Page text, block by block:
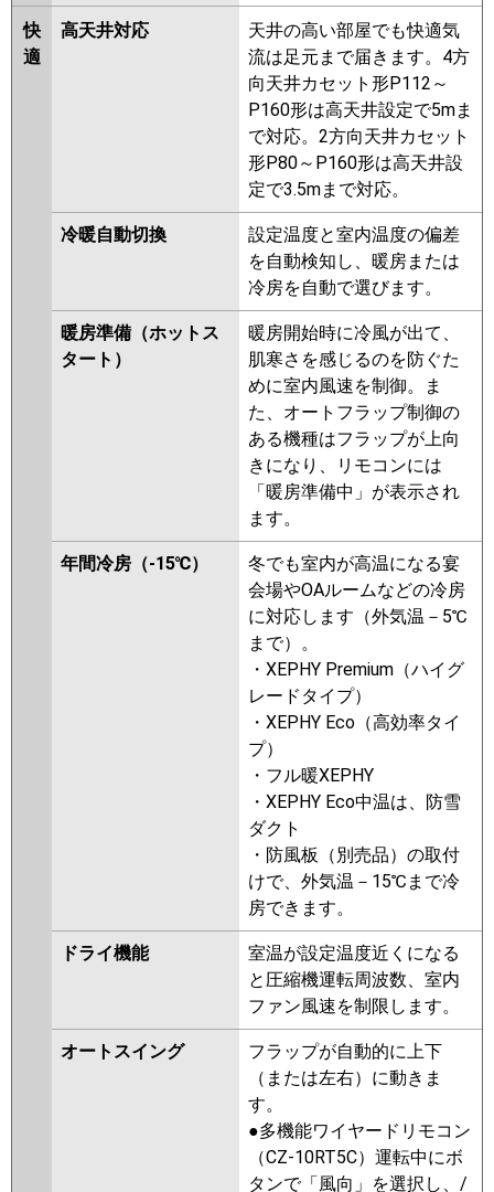
RCIS-AP160GHP7-kobe RCIS-
AP160GHP7 RCIS-GP160RGHP2
FDTSZ1605HP5SA
FDTSZ1605HP5S
PA-P160D7GDB PA-P160D7GD
PA-P160D7GDN PA-P160D6GDB
PA-P160D6GDNB PA-P160D6GD
PA-P160D6GDN
快
適
高天井対応
天井の高い部屋でも快適気
流は足元まで届きます。4方
向天井カセット形P112～
P160形は高天井設定で5mま
で対応。2方向天井カセット
形P80～P160形は高天井設
定で3.5mまで対応。
冷暖自動切換
設定温度と室内温度の偏差
を自動検知し、暖房または
冷房を自動で選びます。
暖房準備（ホットス
タート）
暖房開始時に冷風が出て、
肌寒さを感じるのを防ぐた
めに室内風速を制御。ま
た、オートフラップ制御の
ある機種はフラップが上向
きになり、リモコンには
「暖房準備中」が表示され
ます。
年間冷房（-15℃）
冬でも室内が高温になる宴
会場やOAルームなどの冷房
に対応します（外気温－5℃
まで）。
・XEPHY Premium（ハイグ
レードタイプ）
・XEPHY Eco（高効率タイ
プ）
・フル暖XEPHY
・XEPHY Eco中温は、防雪
ダクト
・防風板（別売品）の取付
けで、外気温－15℃まで冷
房できます。
ドライ機能
室温が設定温度近くになる
と圧縮機運転周波数、室内
ファン風速を制限します。
オートスイング
フラップが自動的に上下
（または左右）に動きま
す。
●多機能ワイヤードリモコン
（CZ-10RT5C）運転中にボ
タンで「風向」を選択し、/